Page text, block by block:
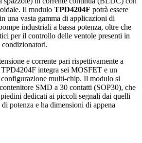
Il modulo TPD4204F potrà essere
una vasta gamma di applicazioni di
industriali a bassa potenza, oltre che
per il controllo delle ventole presenti in
e corrente pari rispettivamente a
integra sei MOSFET e un
multi-chip. Il modulo si
SMD a 30 contatti (SOP30), che
dedicati ai piccoli segnali dai quelli
potenza e ha dimensioni di appena